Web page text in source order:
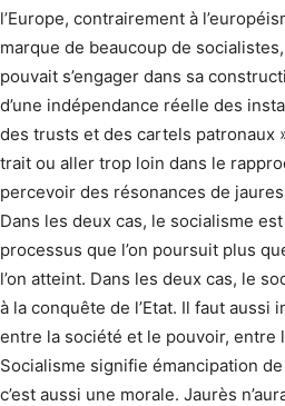
l’Europe, contrairement à
marque de beaucoup de
pouvait s’engager dans sa
d’une indépendance réelle des
des trusts et des cartels patronaux
trait ou aller trop loin dans le
percevoir des résonances de
Dans les deux cas, le socialisme
processus que l’on poursuit plus
l’on atteint. Dans les deux cas, le
à la conquête de l’Etat. Il faut aussi
entre la société et le pouvoir, entre
Socialisme signifie émancipation
c’est aussi une morale. Jaurès